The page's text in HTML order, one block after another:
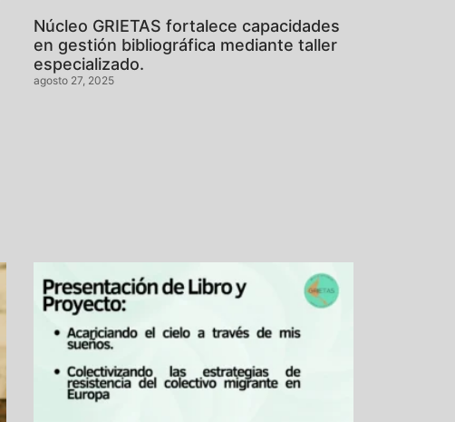
Núcleo GRIETAS fortalece capacidades
en gestión bibliográfica mediante taller
especializado.
agosto 27, 2025